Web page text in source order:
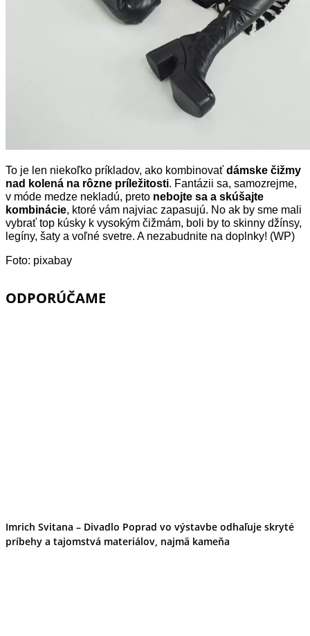
To je len niekoľko príkladov, ako kombinovať dámske čižmy
nad kolená na rôzne príležitosti. Fantázii sa, samozrejme,
v móde medze nekladú, preto nebojte sa a skúšajte
kombinácie, ktoré vám najviac zapasujú. No ak by sme mali
vybrať top kúsky k vysokým čižmám, boli by to skinny džínsy,
legíny, šaty a voľné svetre. A nezabudnite na doplnky! (WP)
Foto: pixabay
ODPORÚČAME
Imrich Svitana – Divadlo Poprad vo výstavbe odhaľuje skryté
príbehy a tajomstvá materiálov, najmä kameňa